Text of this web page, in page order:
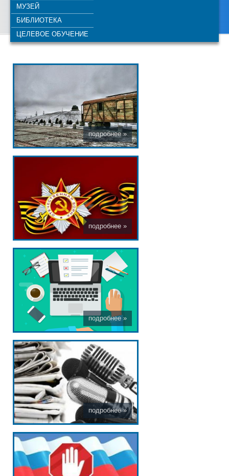
МУЗЕЙ
БИБЛИОТЕКА
ЦЕЛЕВОЕ ОБУЧЕНИЕ